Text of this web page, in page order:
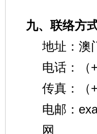
九、联络方
地址：澳
电话：
（
传真：
（
电邮：